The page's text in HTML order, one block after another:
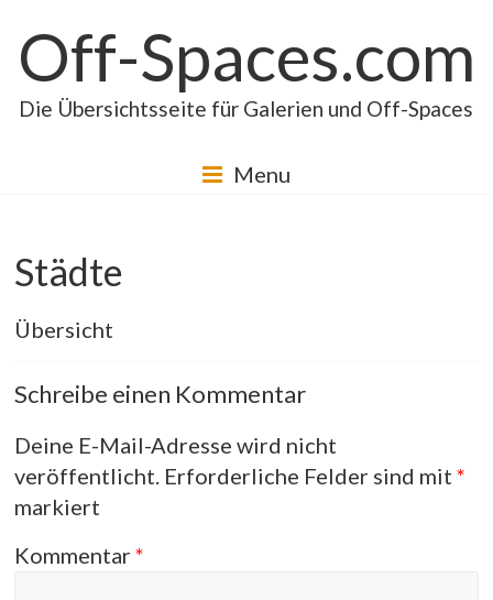
content
Off-Spaces.com
Die Übersichtsseite für Galerien und Off-Spaces
Menu
Städte
Übersicht
Schreibe einen Kommentar
Deine E-Mail-Adresse wird nicht
veröffentlicht. Erforderliche Felder sind mit*
markiert
Kommentar*